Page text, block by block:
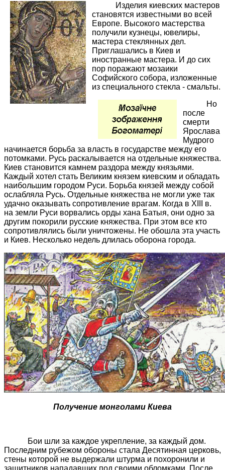
Изделия киевских мастеров
становятся известными во всей
Европе. Высокого мастерства
получили кузнецы, ювелиры,
мастера стеклянных дел.
Приглашались в Киев и
иностранные мастера. И до сих
пор поражают мозаики
Софийского собора, изложенные
из специального стекла - смальты.
Но
после
смерти
Ярослава
Мудрого
начинается борьба за власть в государстве между его
потомками. Русь раскалывается на отдельные княжества.
Киев становится камнем раздора между князьями.
Каждый хотел стать Великим князем киевским и обладать
наибольшим городом Руси. Борьба князей между собой
ослабляла Русь. Отдельные княжества не могли уже так
удачно оказывать сопротивление врагам. Когда в XIII в.
на земли Руси ворвались орды хана Батыя, они одно за
другим покорили русские княжества. При этом все кто
сопротивлялись были уничтожены. Не обошла эта участь
и Киев. Несколько недель длилась оборона города.
Получение монголами Киева
Бои шли за каждое укрепление, за каждый дом.
Последним рубежом обороны стала Десятинная церковь,
стены которой не выдержали штурма и похоронили и
защитников нападавших под своими обломками. После